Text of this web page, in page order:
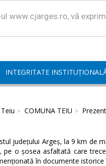
www.cjarges.ro, vă
INTEGRITATE
COMUNA TEIU
județului Argeș, la 9 km de
o șosea asfaltată care
în documente